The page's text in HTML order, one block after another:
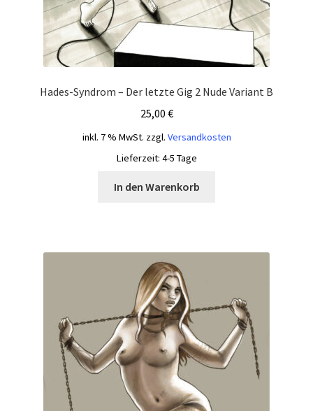
Hades-Syndrom – Der letzte Gig 2 Nude Variant B
25,00 €
inkl. 7 % MwSt. zzgl. Versandkosten
Lieferzeit: 4-5 Tage
In den Warenkorb